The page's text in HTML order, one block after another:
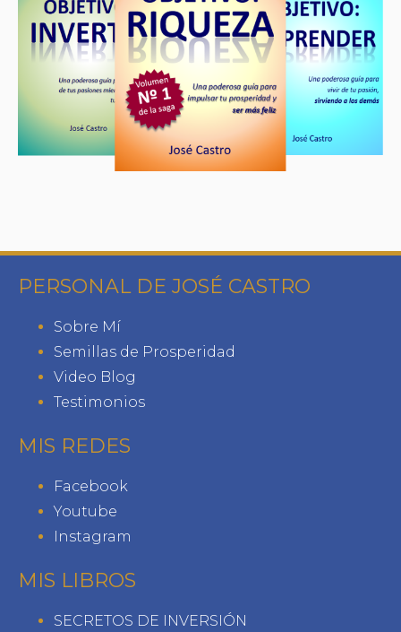
PERSONAL DE JOSÉ CASTRO
Sobre Mí
Semillas de Prosperidad
Video Blog
Testimonios
MIS REDES
Facebook
Youtube
Instagram
MIS LIBROS
SECRETOS DE INVERSIÓN